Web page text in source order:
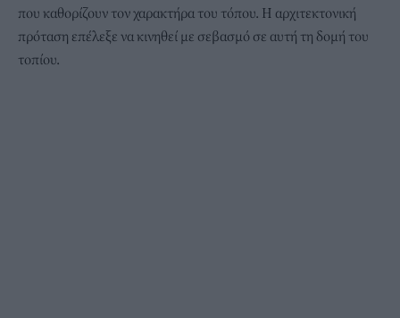
που καθορίζουν τον χαρακτήρα του τόπου. Η αρχιτεκτονική
πρόταση επέλεξε να κινηθεί με σεβασμό σε αυτή τη δομή του
τοπίου.